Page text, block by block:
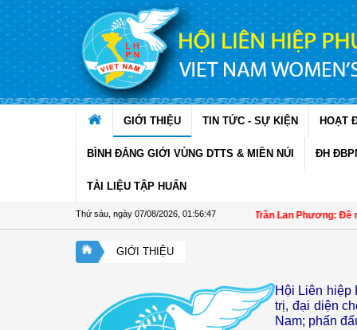
Truy cập nội dung luôn
GIỚI THIỆU TIN TỨC - SỰ KIỆN HOẠT
BÌNH ĐẲNG GIỚI VÙNG DTTS & MIỀN NÚI ĐH
TÀI LIỆU TẬP HUẤN
Thứ sáu, ngày 07/08/2026 01:56:48Đại biểu Trần Lan Phương: Đề
GIỚI THIỆU
Hội Liên hiệp
trị, đại diện
Nam; phấn